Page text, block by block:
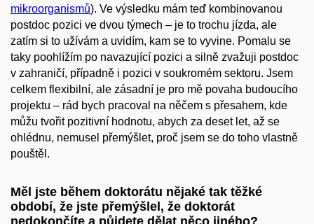
mikroorganismů). Ve výsledku mám teď kombinovanou
postdoc pozici ve dvou týmech – je to trochu jízda, ale
zatím si to užívám a uvidím, kam se to vyvine. Pomalu se
taky poohlížím po navazující pozici a silně zvažuji postdoc
v zahraničí, případně i pozici v soukromém sektoru. Jsem
celkem flexibilní, ale zásadní je pro mě povaha budoucího
projektu – rád bych pracoval na něčem s přesahem, kde
můžu tvořit pozitivní hodnotu, abych za deset let, až se
ohlédnu, nemusel přemýšlet, proč jsem se do toho vlastně
pouštěl.
Měl jste během doktorátu nějaké tak těžké
období, že jste přemýšlel, že doktorát